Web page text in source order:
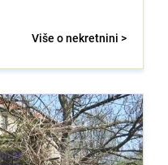
Više o nekretnini >